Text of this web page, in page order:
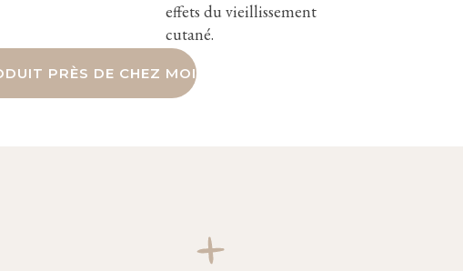
effets du vieillissement
cutané.
PRÈS DE CHEZ MOI